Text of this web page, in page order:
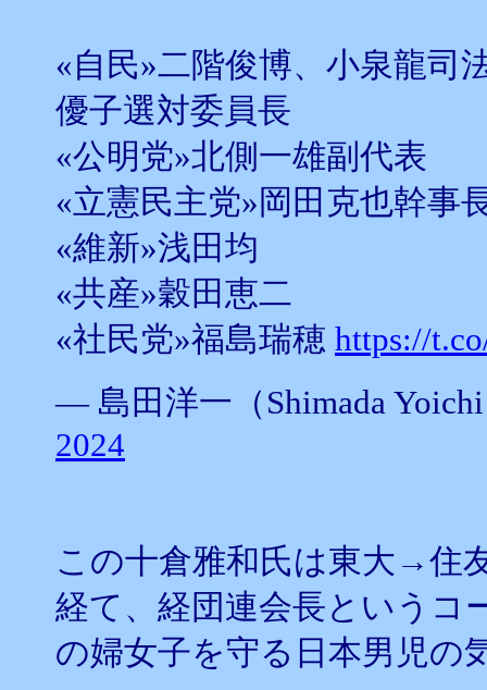
«自民»二階俊博、小泉龍司
優子選対委員長
«公明党»北側一雄副代表
«立憲民主党»岡田克也幹事
«維新»浅田均
«共産»穀田恵二
«社民党»福島瑞穂 https://
— 島田洋一（Shimada
2024
この十倉雅和氏は東大→
経て、経団連会長というコ
の婦女子を守る日本男児の